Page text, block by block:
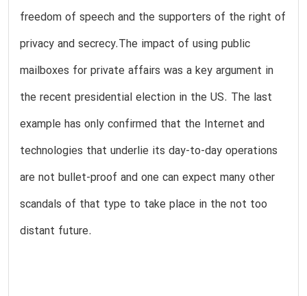
freedom of speech and the supporters of the right of
privacy and secrecy.The impact of using public
mailboxes for private affairs was a key argument in
the recent presidential election in the US. The last
example has only confirmed that the Internet and
technologies that underlie its day-to-day operations
are not bullet-proof and one can expect many other
scandals of that type to take place in the not too
distant future.